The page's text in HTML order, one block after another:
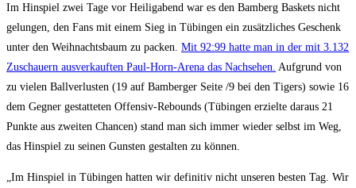
Im Hin­spiel zwei Tage vor Hei­lig­abend war es den Bam­berg Bas­kets nicht
gelun­gen, den Fans mit einem Sieg in Tübin­gen ein zusätz­li­ches Geschenk
unter den Weih­nachts­baum zu packen. Mit 92:99 hat­te man in der mit 3.132
Zuschau­ern aus­ver­kauf­ten Paul-Horn-Are­na das Nach­se­hen. Auf­grund von
zu vie­len Ball­ver­lus­ten (19 auf Bam­ber­ger Sei­te /​9 bei den Tigers) sowie 16
dem Geg­ner gestat­te­ten Offen­siv-Rebounds (Tübin­gen erziel­te dar­aus 21
Punk­te aus zwei­ten Chan­cen) stand man sich immer wie­der selbst im Weg,
das Hin­spiel zu sei­nen Guns­ten gestal­ten zu können.
„Im Hin­spiel in Tübin­gen hat­ten wir defi­ni­tiv nicht unse­ren bes­ten Tag. Wir